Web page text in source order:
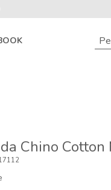
Chino Cotton